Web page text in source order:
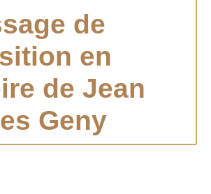
de
en
de Jean
Geny